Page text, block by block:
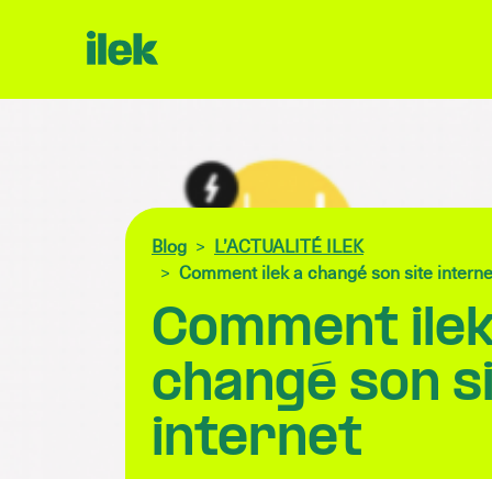
Blog
L’ACTUALITÉ ILEK
Comment ilek a changé son site
Comment
changé son
internet